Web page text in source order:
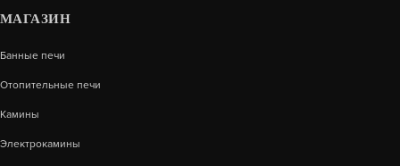
МАГАЗИН
Банные печи
Отопительные печи
Камины
Электрокамины